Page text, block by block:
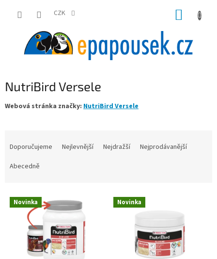
CZK
NutriBird Versele
Webová stránka značky: NutriBird Versele
p
Doporučujeme Nejlevnější Nejdražší
Nejprodávanější
Abecedně
V Novinka Novinka